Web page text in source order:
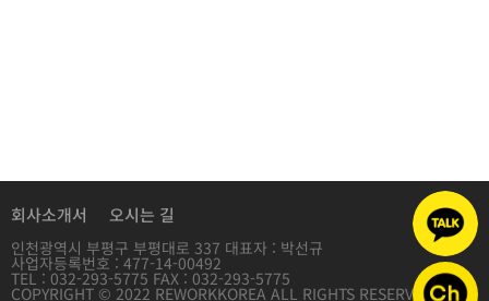
회사소개서 오시는 길
인천광역시 부평구 부평대로 337 대표자 : 박선규
사업자등록번호 : 477-14-00492
TEL : 032-293-5775 FAX : 032-293-5775
COPYRIGHT © 2022 REWORKKOREA ALL RIGHTS RESERVED